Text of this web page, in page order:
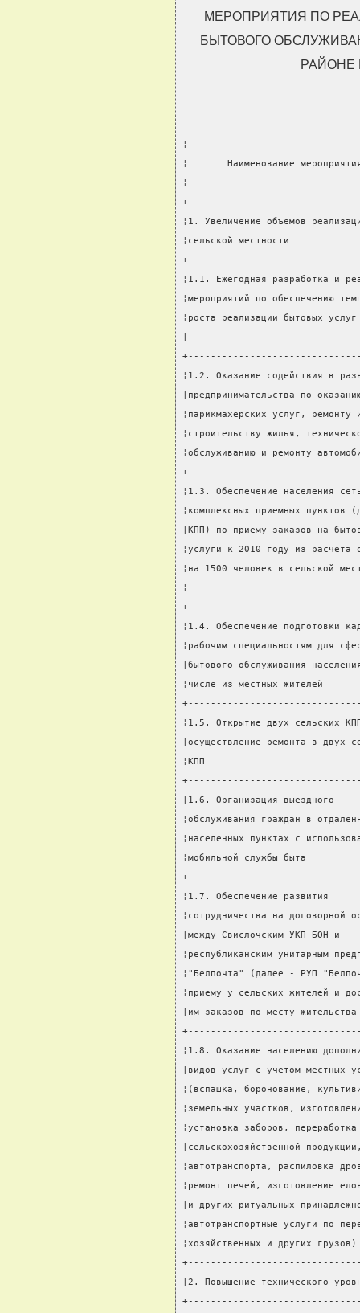
МЕРОПРИЯТИЯ ПО
БЫТОВОГО
РАЙОНЕ
¦
¦       Наименование
¦
¦1. Увеличение объемов
¦сельской местности
¦1.1. Ежегодная разработка и
¦мероприятий по обеспечению
¦роста реализации бытовых
¦
¦1.2. Оказание содействия в
¦предпринимательства по
¦парикмахерских услуг,
¦строительству жилья,
¦обслуживанию и ремонту
¦1.3. Обеспечение населения
¦комплексных приемных
¦КПП) по приему заказов на
¦услуги к 2010 году из
¦на 1500 человек в сельской
¦
¦1.4. Обеспечение подготовки
¦рабочим
¦бытового обслуживания
¦числе из местных
¦1.5. Открытие двух сельских
¦осуществление ремонта
¦КПП
¦1.6. Организация выездного
¦обслуживания граждан в
¦населенных пунктах с
¦мобильной службы
¦1.7. Обеспечение развития
¦сотрудничества на
¦между Свислочским
¦республиканским
¦"Белпочта" (далее - РУП
¦приему у сельских
¦им заказов по месту
¦1.8. Оказание населению
¦видов услуг с учетом
¦(вспашка, боронование,
¦земельных участков,
¦установка заборов,
¦сельскохозяйственной
¦автотранспорта,
¦ремонт печей,
¦и других ритуальных
¦автотранспортные
¦хозяйственных и
¦2. Повышение технического